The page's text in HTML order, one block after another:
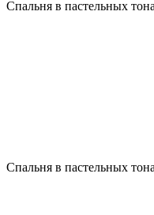
Спальня в пастельных
Спальня в пастельных